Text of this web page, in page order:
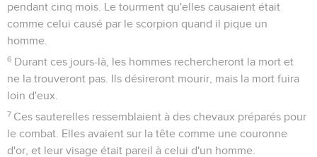
pendant cinq mois. Le tourment qu'elles causaient était
comme celui causé par le scorpion quand il pique un
homme.
6 Durant ces jours-là, les hommes rechercheront la mort et
ne la trouveront pas. Ils désireront mourir, mais la mort fuira
loin d'eux.
7 Ces sauterelles ressemblaient à des chevaux préparés pour
le combat. Elles avaient sur la tête comme une couronne
d'or, et leur visage était pareil à celui d'un homme.